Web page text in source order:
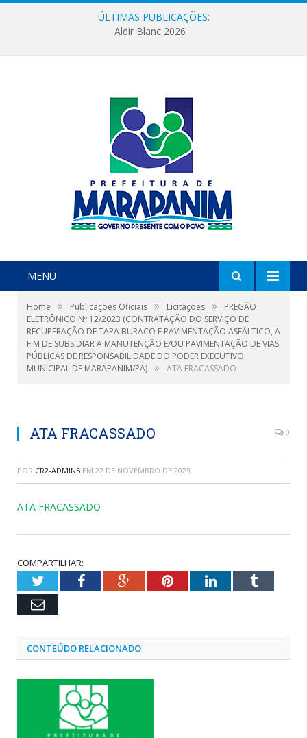
ÚLTIMAS PUBLICAÇÕES:
Aldir Blanc 2026
MENU
Home » Publicações Oficiais » Licitações »
PREGÃO
ELETRÔNICO Nº 12/2023 (CONTRATAÇÃO DO SERVIÇO DE
RECUPERAÇÃO DE TAPA BURACO E PAVIMENTAÇÃO ASFÁLTICO, A
FIM DE SUBSIDIAR A MANUTENÇÃO E/OU PAVIMENTAÇÃO DE VIAS
PÚBLICAS DE RESPONSABILIDADE DO PODER EXECUTIVO
MUNICIPAL DE MARAPANIM/PA) » ATA FRACASSADO
ATA FRACASSADO 0
POR CR2-ADMIN5 EM 22 DE NOVEMBRO DE 2023
ATA FRACASSADO
COMPARTILHAR:
TwitterFacebookGoogle+PinterestLinkedInTumblr
Email
CONTEÚDO RELACIONADO